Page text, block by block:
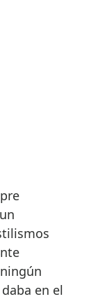
en el